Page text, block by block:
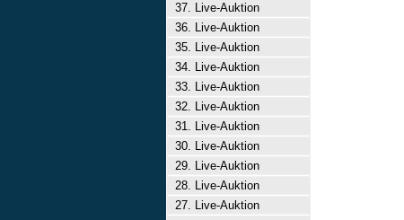
37. Live-Auktion
36. Live-Auktion
35. Live-Auktion
34. Live-Auktion
33. Live-Auktion
32. Live-Auktion
31. Live-Auktion
30. Live-Auktion
29. Live-Auktion
28. Live-Auktion
27. Live-Auktion